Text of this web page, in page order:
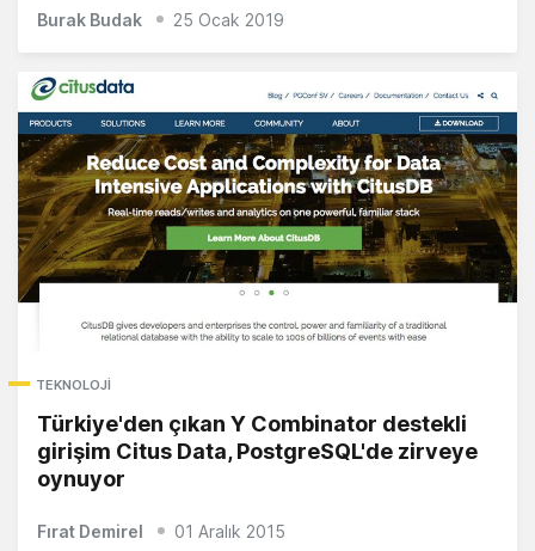
Burak Budak 25 Ocak 2019
TEKNOLOJI
Türkiye'den çıkan Y Combinator destekli
girişim Citus Data, PostgreSQL'de zirveye
oynuyor
Fırat Demirel 01 Aralık 2015